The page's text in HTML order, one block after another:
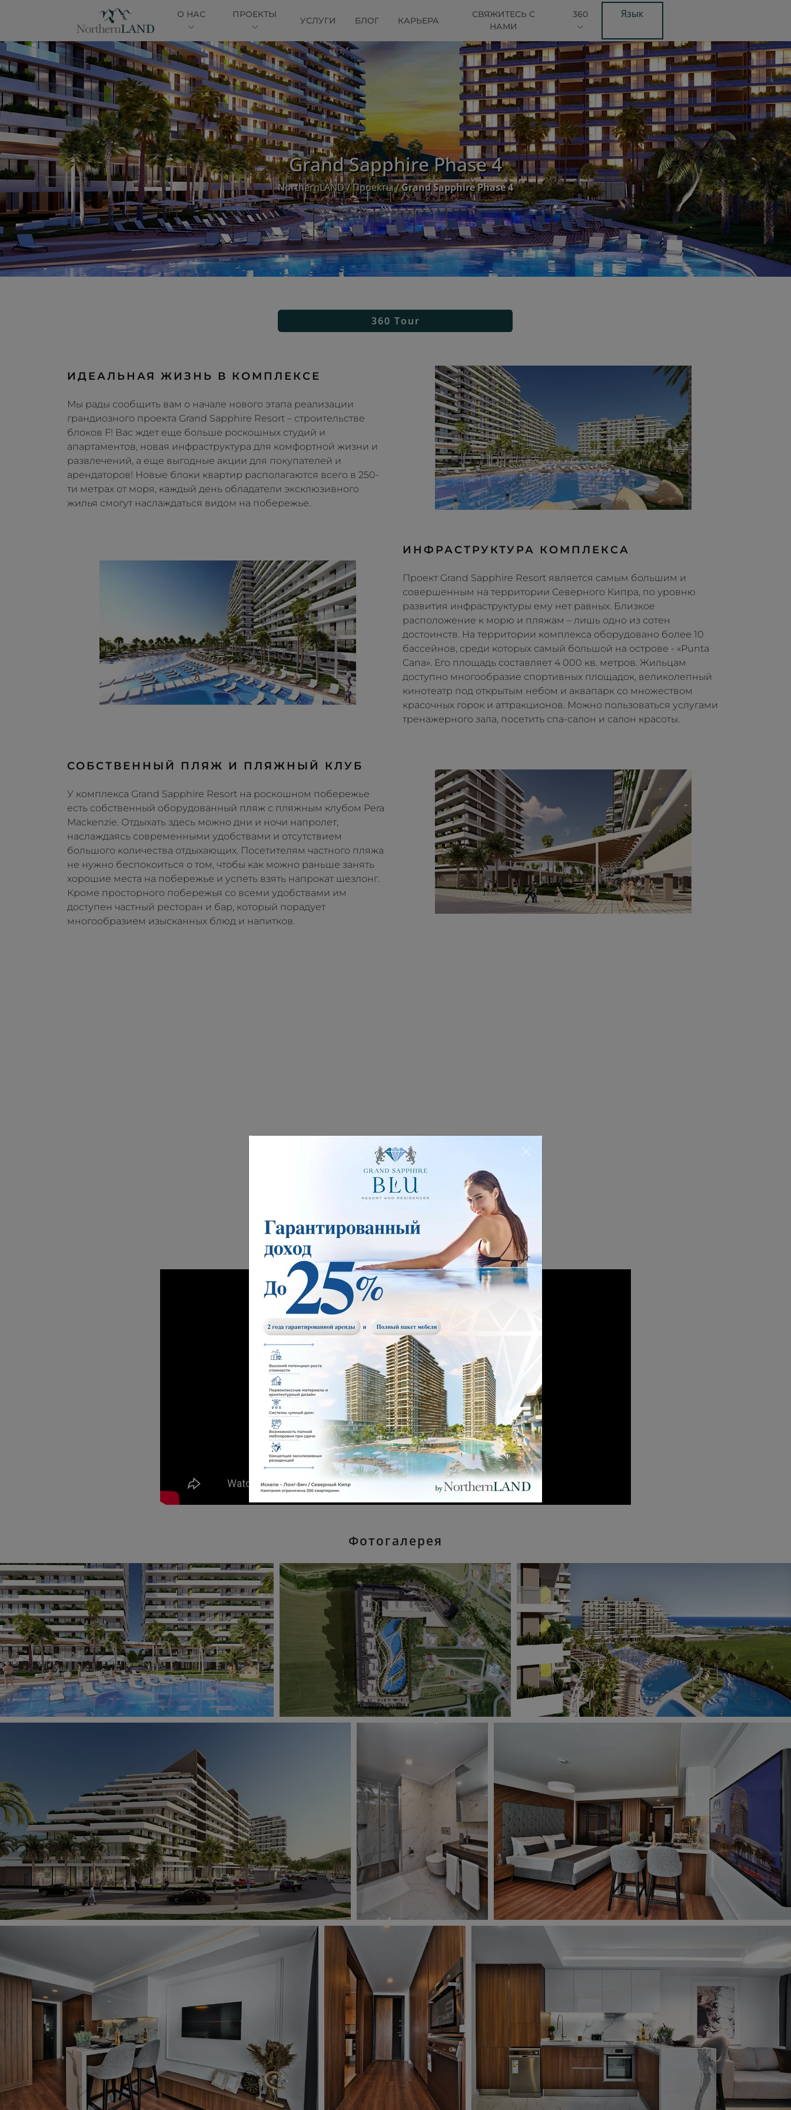
О НАС ПРОЕКТЫ
УСЛУГИ БЛОГ КАРЬЕРА
СВЯЖИТЕСЬ С
НАМИ
360
Grand Sapphire Phase 4
NorthernLAND/Проекты /Grand Sapphire Phase 4
360 Tour
ИДЕАЛЬНАЯ ЖИЗНЬ В КОМПЛЕКСЕ
Мы рады сообщить вам о начале нового этапа реализации
грандиозного проекта Grand Sapphire Resort – строительстве
блоков F! Вас ждет еще больше роскошных студий и
апартаментов, новая инфраструктура для комфортной жизни и
развлечений, а еще выгодные акции для покупателей и
арендаторов! Новые блоки квартир располагаются всего в 250-
ти метрах от моря, каждый день обладатели эксклюзивного
жилья смогут наслаждаться видом на побережье.
ИНФРАСТРУКТУРА КОМПЛЕКСА
Проект Grand Sapphire Resort является самым большим и
совершенным на территории Северного Кипра, по уровню
развития инфраструктуры ему нет равных. Близкое
расположение к морю и пляжам – лишь одно из сотен
достоинств. На территории комплекса оборудовано более 10
бассейнов, среди которых самый большой на острове - «Punta
Cana». Его площадь составляет 4 000 кв. метров. Жильцам
доступно многообразие спортивных площадок, великолепный
кинотеатр под открытым небом и аквапарк со множеством
красочных горок и аттракционов. Можно пользоваться услугами
тренажерного зала, посетить спа-салон и салон красоты.
СОБСТВЕННЫЙ ПЛЯЖ И ПЛЯЖНЫЙ КЛУБ
У комплекса Grand Sapphire Resort на роскошном побережье
есть собственный оборудованный пляж с пляжным клубом Pera
Mackenzie. Отдыхать здесь можно дни и ночи напролет,
наслаждаясь современными удобствами и отсутствием
большого количества отдыхающих. Посетителям частного пляжа
не нужно беспокоиться о том, чтобы как можно раньше занять
хорошие места на побережье и успеть взять напрокат шезлонг.
Кроме просторного побережья со всеми удобствами им
доступен частный ресторан и бар, который порадует
многообразием изысканных блюд и напитков.
Фотогалерея